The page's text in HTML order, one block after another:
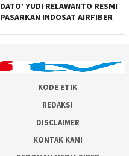
DATO’ YUDI RELAWANTO RESMI
PASARKAN INDOSAT AIRFIBER
KODE ETIK
REDAKSI
DISCLAIMER
KONTAK KAMI